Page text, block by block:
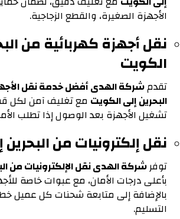
الأجهزة الصغيرة، والقطع الزجاجية.
نقل أجهزة كهربائية من
الكويت
تقدمشركة الهدى أفضل خدمة نقل
البحرين إلى الكويت مع تغليف آمن لكل
تشغيل الأجهزة بعد الوصول إذا تطلب
نقل إلكترونيات من
توفرشركة الهدى نقل الإلكترونيات من
بأعلى درجات الأمان، مع عبوات خاصة
بالإضافة إلى متابعة شحنات كل عميل
التسليم.